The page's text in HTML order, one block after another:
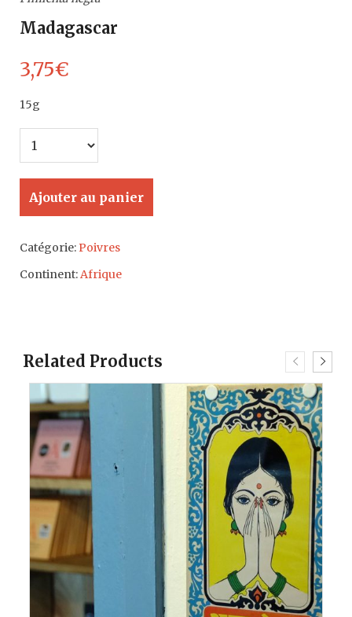
Madagascar
3,75€
15g
Ajouter au panier
Catégorie:Poivres
Continent:Afrique
Related Products